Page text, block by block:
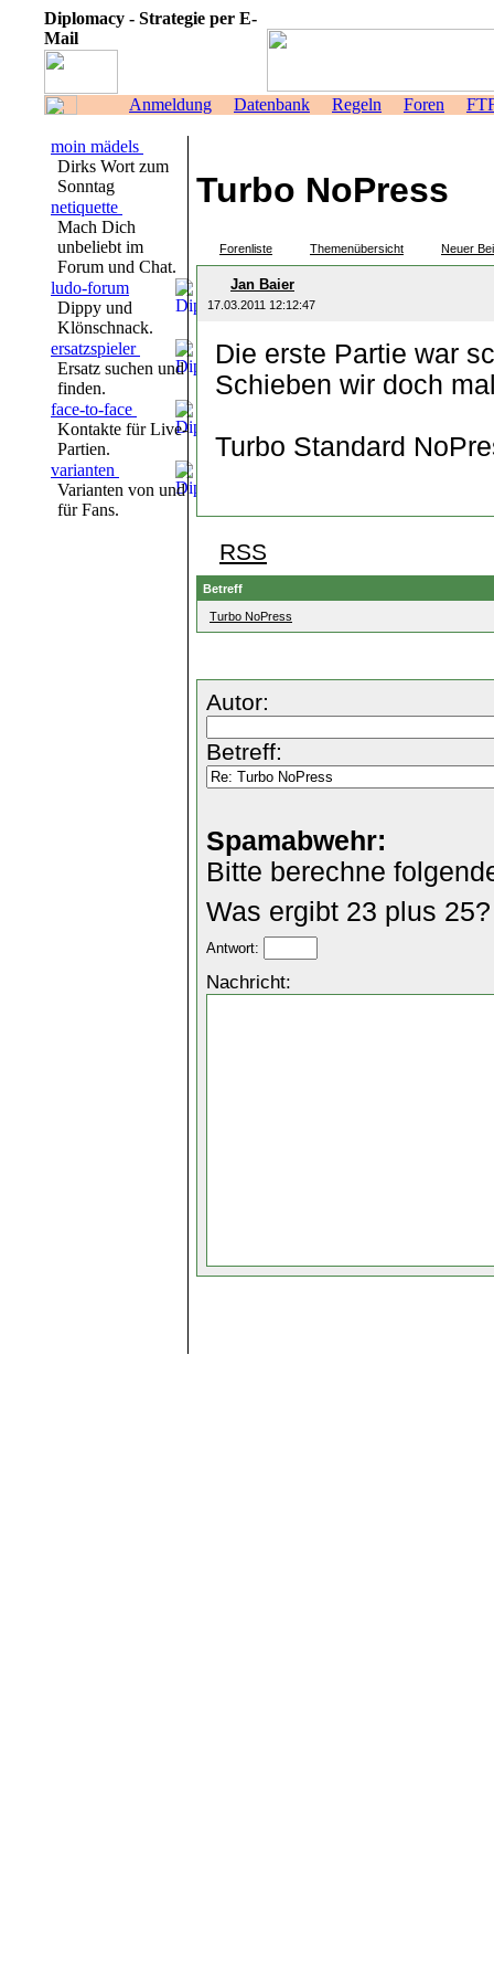
Diplomacy - Strategie per E-
Mail
Anmeldung Datenbank Regeln Foren
moin mädels
Dirks Wort zum
Sonntag
netiquette
Mach Dich
unbeliebt im
Forum und Chat.
ludo-forum
Dippy und
Klönschnack.
ersatzspieler
Ersatz suchen und
finden.
face-to-face
Kontakte für Live-
Partien.
varianten
Varianten von und
für Fans.
Turbo NoPress
Forenliste Themenübersicht Neuer
Jan Baier
17.03.2011 12:12:47
Die erste Partie war
Schieben wir doch
Turbo Standard
RSS
Betreff
Turbo NoPress
Autor:
Betreff:
Spamabwehr:
Bitte berechne
Was ergibt 23 plus 25?
Antwort:
Nachricht: